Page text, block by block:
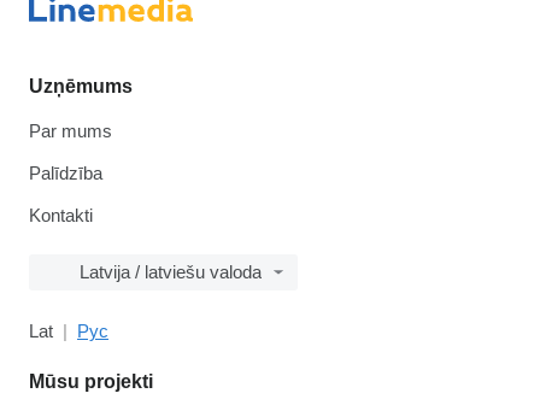
Uzņēmums
Par mums
Palīdzība
Kontakti
Latvija / latviešu valoda
Lat Рус
Mūsu projekti